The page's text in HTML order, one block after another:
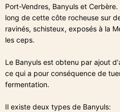
Port-Vendres, Banyuls et
long de cette côte rocheuse sur
ravinés, schisteux, exposés à la
les ceps.
Le Banyuls est obtenu par ajout
ce qui a pour conséquence de
fermentation.
Il existe deux types de Banyuls: